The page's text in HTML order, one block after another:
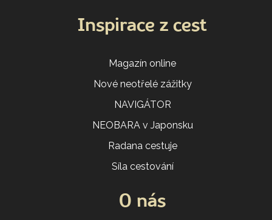
Inspirace z cest
Magazín online
Nové neotřelé zážitky
NAVIGÁTOR
NEOBARA v Japonsku
Radana cestuje
Síla cestování
O nás